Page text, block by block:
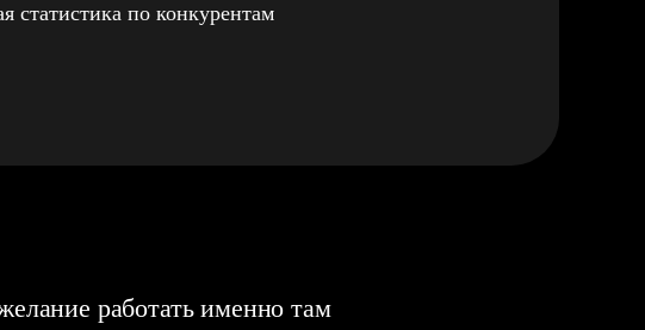
статистика по конкурентам
работать именно там